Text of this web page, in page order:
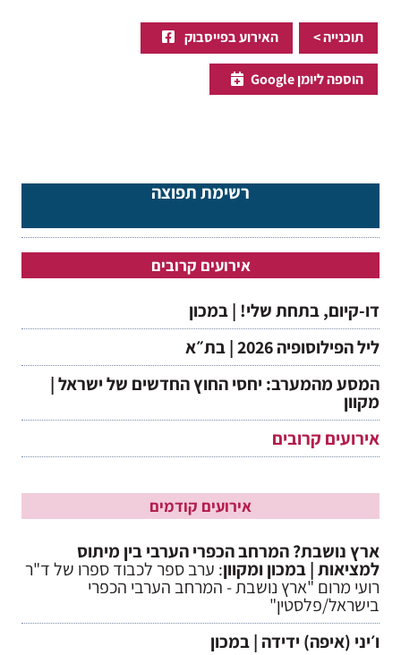
אירועים קרובים
דו-קיום, בתחת שלי! | במכון
ליל הפילוסופיה 2026 | בת״א
המסע מהמערב: יחסי החוץ החדשים של ישראל |
מקוון
אירועים קרובים
אירועים קודמים
ארץ נושבת? המרחב הכפרי הערבי בין מיתוס
למציאות | במכון ומקוון: ערב ספר לכבוד ספרו של ד"ר
רועי מרום "ארץ נושבת - המרחב הערבי הכפרי
בישראל/פלסטין"
ו׳יני (איפה) ידידה | במכון
רשימת תפוצה
תוכנייה > האירוע בפייסבוק
הוספה ליומן Google